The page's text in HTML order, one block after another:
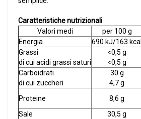
Caratteristiche nutrizionali
Valori medi
per 100 g
Energia
690 kJ/163 kcal
Grassi
di cui acidi grassi saturi
<0,5 g
<0,5 g
Carboidrati
di cui zuccheri
30 g
4,7 g
Proteine
8,6 g
Sale
30,5 g